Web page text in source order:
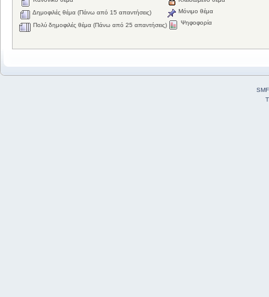
Δημοφιλές θέμα (Πάνω από 15 απαντήσεις)
Πολύ δημοφιλές θέμα (Πάνω από 25 απαντήσεις)
Μόνιμο θέμα
Ψηφοφορία